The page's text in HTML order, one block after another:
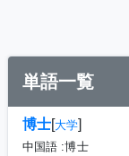
単語一覧
博士[大学]
中国語 :博士